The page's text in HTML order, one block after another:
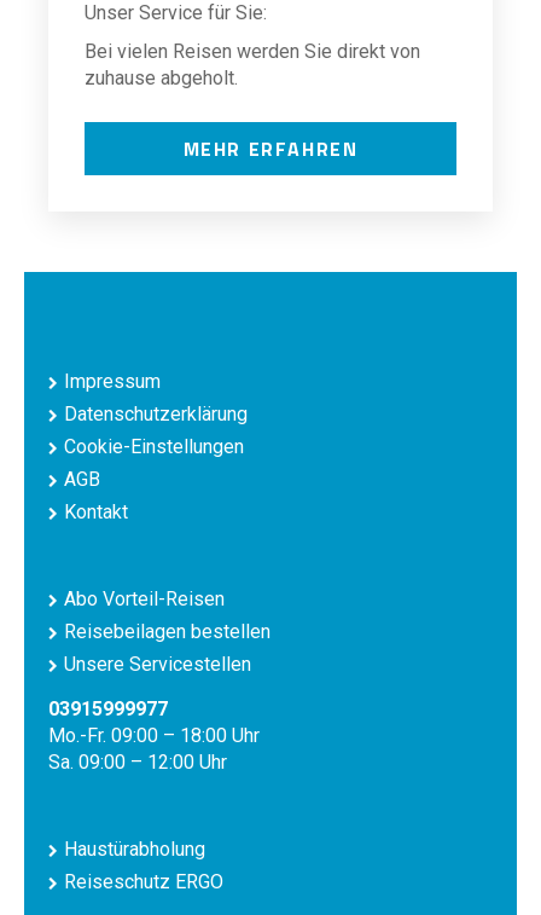
Unser Service für Sie:
Bei vielen Reisen werden Sie direkt von
zuhause abgeholt.
MEHR ERFAHREN
Impressum
Datenschutzerklärung
Cookie-Einstellungen
AGB
Kontakt
Abo Vorteil-Reisen
Reisebeilagen bestellen
Unsere Servicestellen
03915999977
Mo.-Fr. 09:00 – 18:00 Uhr
Sa. 09:00 – 12:00 Uhr
Haustürabholung
Reiseschutz ERGO